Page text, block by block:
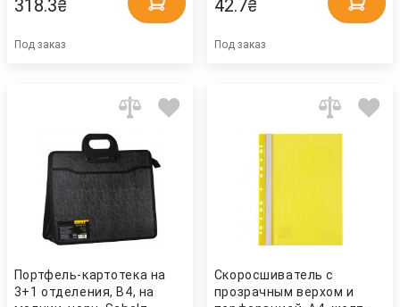
318.3₴
Под заказ
42.7₴
Под заказ
Портфель-картотека на
3+1 отделения, В4, на
Скоросшиватель с
прозрачным верхом и